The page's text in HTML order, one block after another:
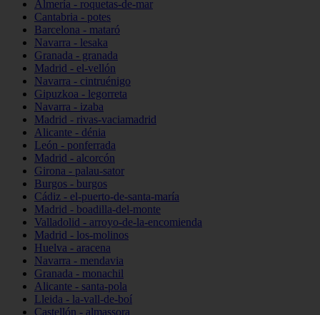
Almería - roquetas-de-mar
Cantabria - potes
Barcelona - mataró
Navarra - lesaka
Granada - granada
Madrid - el-vellón
Navarra - cintruénigo
Gipuzkoa - legorreta
Navarra - izaba
Madrid - rivas-vaciamadrid
Alicante - dénia
León - ponferrada
Madrid - alcorcón
Girona - palau-sator
Burgos - burgos
Cádiz - el-puerto-de-santa-maría
Madrid - boadilla-del-monte
Valladolid - arroyo-de-la-encomienda
Madrid - los-molinos
Huelva - aracena
Navarra - mendavia
Granada - monachil
Alicante - santa-pola
Lleida - la-vall-de-boí
Castellón - almassora